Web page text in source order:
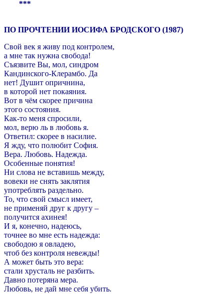
***
ПО ПРОЧТЕНИИ ИОСИФА БРОДСКОГО (1987)
Свой век я живу под контролем,
а мне так нужна свобода!
Съязвите Вы, мол, синдром
Кандинского-Клерамбо. Да
нет! Душит опричнина,
в которой нет покаяния.
Вот в чём скорее причина
этого состояния.
Как-то меня спросили,
мол, верю ль в любовь я.
Ответил: скорее в насилие.
Я жду, что полюбит София.
Вера. Любовь. Надежда.
Особенные понятия!
Ни слова не вставишь между,
вовеки не снять заклятия
употреблять раздельно.
То, что свой смысл имеет,
не применяй друг к другу –
получится ахинея!
И я, конечно, надеюсь,
точнее во мне есть надежда:
свободою я овладею,
чтоб без контроля невежды!
А может быть это вера:
стали хрусталь не разбить.
Давно потеряна мера.
Любовь, не дай мне себя убить.